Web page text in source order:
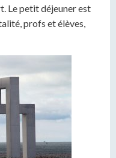
Le petit déjeuner est
profs et élèves,